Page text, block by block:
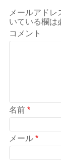
メールアドレ
いている欄は
コメント
名前*
メール*